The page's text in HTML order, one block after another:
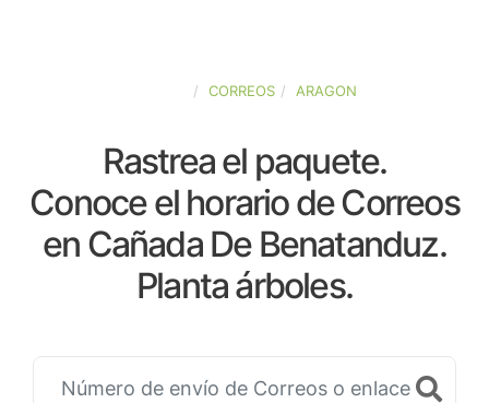
CORREOS ARAGON
Rastrea el paquete.
Conoce el horario de Correos
en Cañada De Benatanduz.
Planta árboles.